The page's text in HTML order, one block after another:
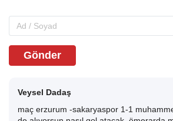
Gönder
Veysel Dadaş
maç erzurum -sakaryaspor 1-1